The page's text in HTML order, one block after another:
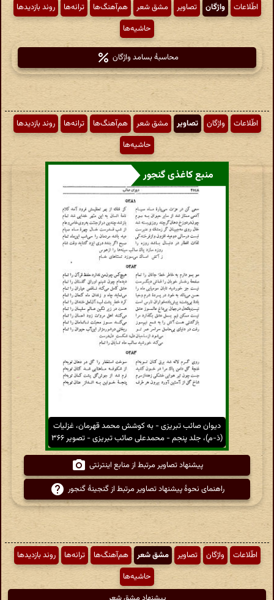
اطّلاعات واژگان تصاویر مشق شعر هم‌آهنگ‌ها ترانه‌ها
روند بازدیدها
حاشیه‌ها
محاسبهٔ بسامد واژگان
اطّلاعات واژگان تصاویر مشق شعر هم‌آهنگ‌ها ترانه‌ها
روند بازدیدها
حاشیه‌ها
منبع کاغذی گنجور
دیوان صائب تبریزی - به کوشش محمد قهرمان، غزلیات
(ذ-م)، جلد پنجم - محمدعلی صائب تبریزی - تصویر ۳۶۶
پیشنهاد تصاویر مرتبط از منابع اینترنتی
راهنمای نحوهٔ پیشنهاد تصاویر مرتبط از گنجینهٔ گنجور
اطّلاعات واژگان تصاویر مشق شعر هم‌آهنگ‌ها ترانه‌ها
روند بازدیدها
حاشیه‌ها